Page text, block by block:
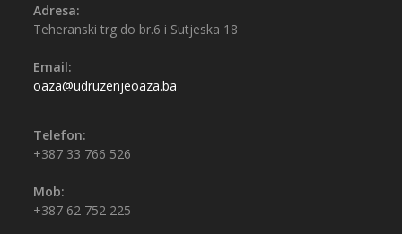
Adresa:
Teheranski trg do br.6 i Sutjeska 18
Email:
oaza@udruzenjeoaza.ba
Telefon:
+387 33 766 526
Mob:
+387 62 752 225